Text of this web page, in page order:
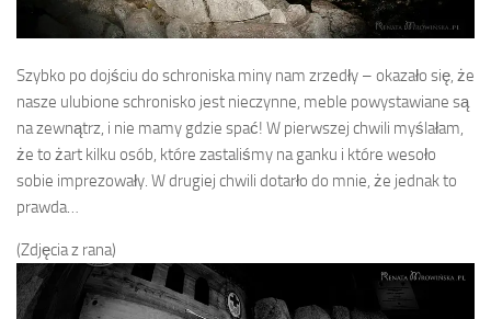
Szybko po dojściu do schroniska miny nam zrzedły – okazało się, że
nasze ulubione schronisko jest nieczynne, meble powystawiane są
na zewnątrz, i nie mamy gdzie spać! W pierwszej chwili myślałam,
że to żart kilku osób, które zastaliśmy na ganku i które wesoło
sobie imprezowały. W drugiej chwili dotarło do mnie, że jednak to
prawda…
(Zdjęcia z rana)